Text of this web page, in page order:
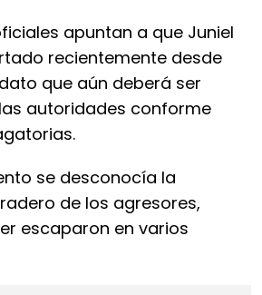
apuntan a que Juniel
recientemente desde
que aún deberá ser
autoridades conforme
se desconocía la
de los agresores,
escaparon en varios